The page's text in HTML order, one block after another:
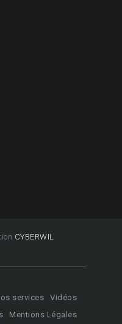
CYBERWIL
services
Vidéos
Mentions Légales